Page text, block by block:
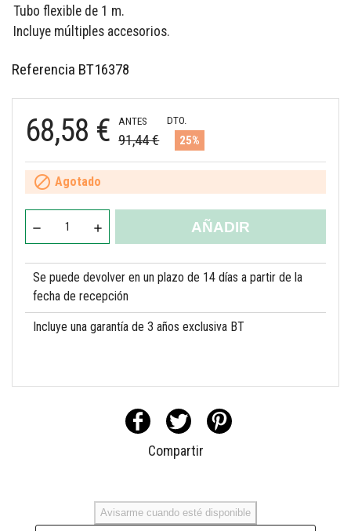
Tubo flexible de 1 m.
Incluye múltiples accesorios.
Referencia BT16378
68,58 € ANTES
91,44 €
DTO.
25%
 Agotado
AÑADIR
Se puede devolver en un plazo de 14 días a partir de la
fecha de recepción
Incluye una garantía de 3 años exclusiva BT
Compartir
Avisarme cuando esté disponible